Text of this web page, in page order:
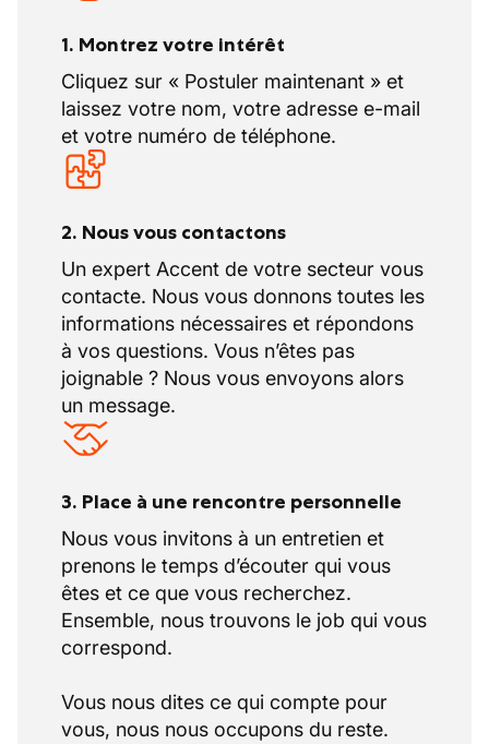
1. Montrez votre intérêt
Cliquez sur « Postuler maintenant » et
laissez votre nom, votre adresse e-mail
et votre numéro de téléphone.
2. Nous vous contactons
Un expert Accent de votre secteur vous
contacte. Nous vous donnons toutes les
informations nécessaires et répondons
à vos questions. Vous n’êtes pas
joignable ? Nous vous envoyons alors
un message.
3. Place à une rencontre personnelle
Nous vous invitons à un entretien et
prenons le temps d’écouter qui vous
êtes et ce que vous recherchez.
Ensemble, nous trouvons le job qui vous
correspond.
Vous nous dites ce qui compte pour